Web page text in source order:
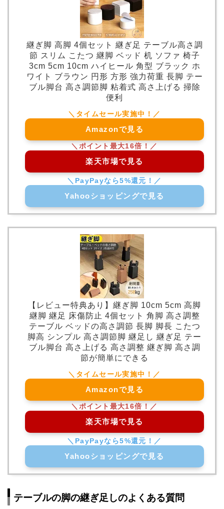
継ぎ脚 高脚 4個セット 継ぎ足 テーブル高さ調
節 スリム こたつ 継脚 ベッド 机 ソファ 椅子
3cm 5cm 10cm ハイヒール 角型 ブラック ホ
ワイト ブラウン 円形 方形 強力荷重 長脚 テー
ブル脚台 高さ調節脚 粘着式 高さ上げる 掃除
便利
Amazonで見る
楽天市場で見る
Yahooショッピングで見る
【レビュー特典あり】継ぎ脚 10cm 5cm 高脚
継脚 継足 床傷防止 4個セット 角脚 高さ調整
テーブル ベッドの高さ調節 長脚 脚長 こたつ
脚高 シンプル 高さ調節脚 継足し 継ぎ足 テー
ブル脚台 高さ上げる 高さ調整 継ぎ脚 高さ調
節が簡単にできる
Amazonで見る
楽天市場で見る
Yahooショッピングで見る
テーブルの脚の継ぎ足しのよくある質問